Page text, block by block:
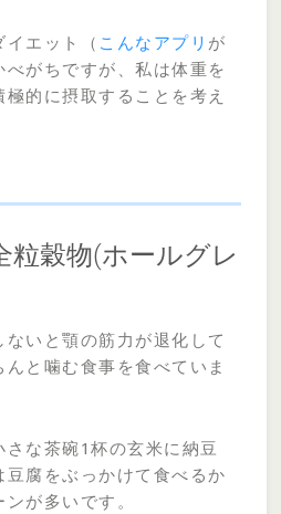
イエット（ こんなアプリ が
がちですが、私は体重を
的に摂取することを考え
粒穀物(ホールグレ
ないと顎の筋力が退化して
と噛む食事を食べていま
さな茶碗1杯の玄米に納豆
腐をぶっかけて食べるか
が多いです。